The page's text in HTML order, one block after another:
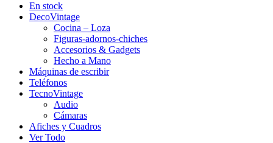
En stock
DecoVintage
Cocina – Loza
Figuras-adornos-chiches
Accesorios & Gadgets
Hecho a Mano
Máquinas de escribir
Teléfonos
TecnoVintage
Audio
Cámaras
Afiches y Cuadros
Ver Todo